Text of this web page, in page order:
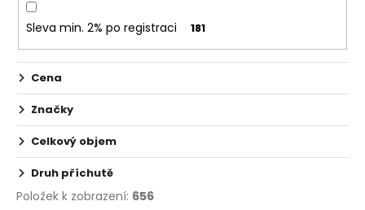
Sleva min. 2% po registraci 181
Cena
Značky
Celkový objem
Druh příchutě
Položek k zobrazení: 656
m
e
JOYETECH
ATOMIZER
EX
0,5
OHM
49
Kč